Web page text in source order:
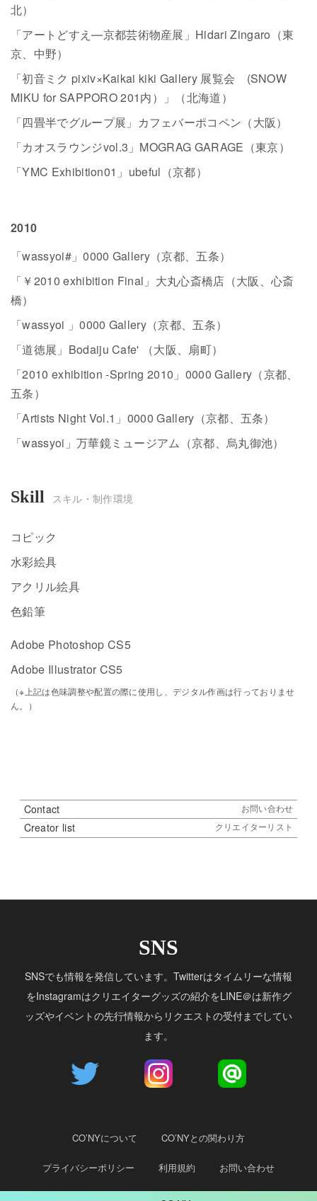
北）
「アートどすえ―京都芸術物産展」Hidari Zingaro（東
京、中野）
「初音ミク pixiv×Kaikai kiki Gallery 展覧会 (SNOW
MIKU for SAPPORO 201内）」（北海道）
「四畳半でグループ展」カフェバーポコペン（大阪）
「カオスラウンジvol.3」MOGRAG GARAGE（東京）
「YMC Exhibition01」ubeful（京都）
2010
「wassyoi#」0000 Gallery（京都、五条）
「￥2010 exhibition Final」大丸心斎橋店（大阪、心斎
橋）
「wassyoi 」0000 Gallery（京都、五条）
「道徳展」Bodaiju Cafe' （大阪、扇町）
「2010 exhibition -Spring 2010」0000 Gallery（京都、
五条）
「Artists Night Vol.1」0000 Gallery（京都、五条）
「wassyoi」万華鏡ミュージアム（京都、烏丸御池）
Skill スキル・制作環境
コピック
水彩絵具
アクリル絵具
色鉛筆
Adobe Photoshop CS5
Adobe Illustrator CS5
（※上記は色味調整や配置の際に使用し、デジタル作画は行っておりませ
ん。）
Contact お問い合わせ
Creator list クリエイターリスト
SNS
SNSでも情報を発信しています。Twitterはタイムリーな情報
をInstagramはクリエイターグッズの紹介をLINE＠は新作グ
ッズやイベントの先行情報からリクエストの受付までしてい
ます。
CO’NYについて CO’NYとの関わり方
プライバシーポリシー 利用規約 お問い合わせ